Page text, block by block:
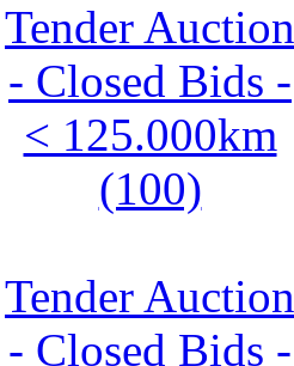
Tender Auction
- Closed Bids -
< 125.000km
(100)
Tender Auction
- Closed Bids -